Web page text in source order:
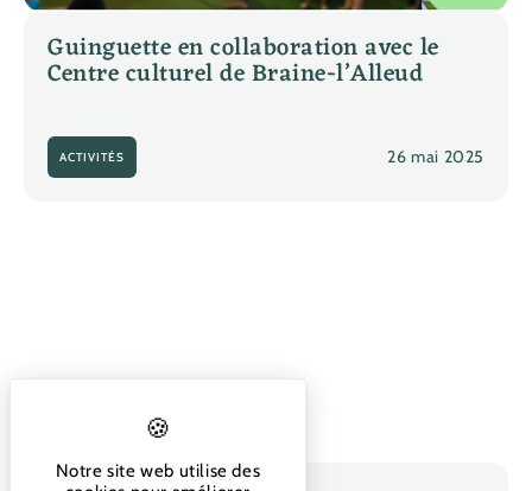
Guinguette en collaboration avec le
Centre culturel de Braine-l’Alleud
ACTIVITÉS 26 mai 2025
Notre site web utilise des